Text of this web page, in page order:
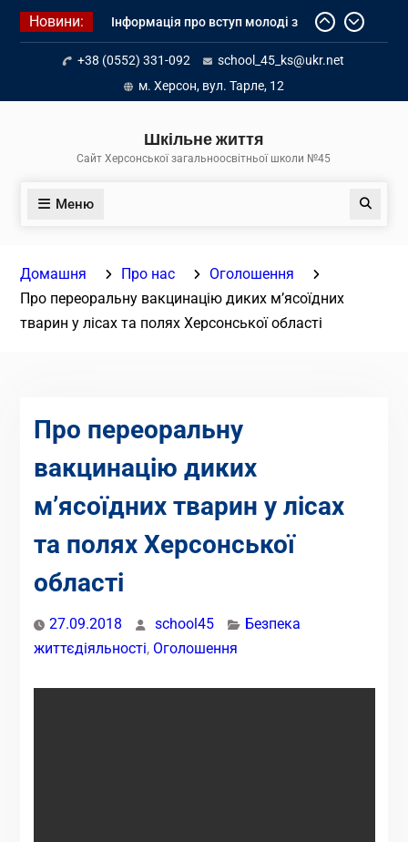
Перейти
Новини:
Інформація про вступ молоді з
тимчасово окупованих територій
до українських закладів освіти
Літнє оздоровлення у Німеччині
Діалог з бізнесом
+38 (0552) 331-092
school_45_ks@ukr.net
м. Херсон, вул. Тарле, 12
Шкільне життя
Сайт Херсонської загальноосвітньої школи №45
Меню Пошук
Домашня Про нас
Оголошення
Про переоральну вакцинацію диких м’ясоїдних
тварин у лісах та полях Херсонської області
Про переоральну
вакцинацію диких
м’ясоїдних тварин у лісах
та полях Херсонської
області
27.09.2018 school45
Безпека
життєдіяльності, Оголошення